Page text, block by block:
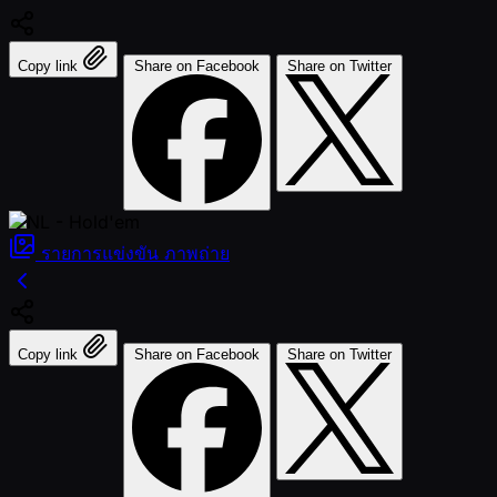
Copy link Share on Facebook Share on Twitter
รายการแข่งขัน ภาพถ่าย
Copy link Share on Facebook Share on Twitter